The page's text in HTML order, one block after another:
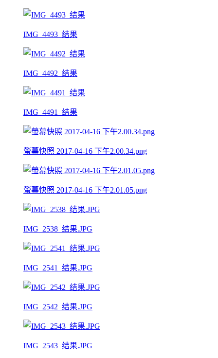
IMG_4493_结果
IMG_4492_结果
IMG_4491_结果
螢幕快照 2017-04-16 下午2.00.34.png
螢幕快照 2017-04-16 下午2.01.05.png
IMG_2538_结果.JPG
IMG_2541_结果.JPG
IMG_2542_结果.JPG
IMG_2543_结果.JPG